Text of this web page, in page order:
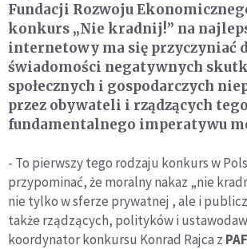
Fundacji Rozwoju
konkurs „Nie kradnij!” na
internetowy ma się przyczyniać
świadomości negatywnych
społecznych i gospodarczych
przez obywateli i rządzących tego
fundamentalnego imperatywu
- To pierwszy tego rodzaju konkurs w
przypominać, że moralny nakaz „nie
nie tylko w sferze prywatnej , ale i
także rządzących, polityków i
koordynator konkursu Konrad Rajca z